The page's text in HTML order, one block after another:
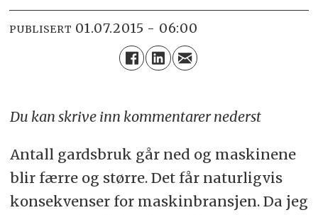
PUBLISERT 01.07.2015 - 06:00
Du kan skrive inn kommentarer nederst
Antall gardsbruk går ned og maskinene
blir færre og større. Det får naturligvis
konsekvenser for maskinbransjen. Da jeg